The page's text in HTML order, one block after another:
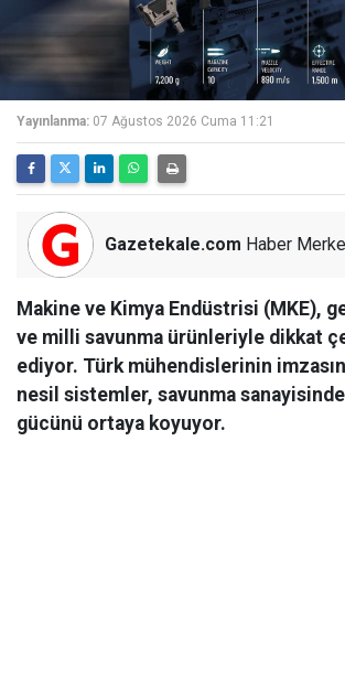
Yayınlanma: 07 Ağustos 2026 Cuma 11:21
Gazetekale.com Haber
Makine ve Kimya Endüstrisi (MKE),
ve milli savunma ürünleriyle dikkat
ediyor. Türk mühendislerinin
nesil sistemler, savunma
gücünü ortaya koyuyor.